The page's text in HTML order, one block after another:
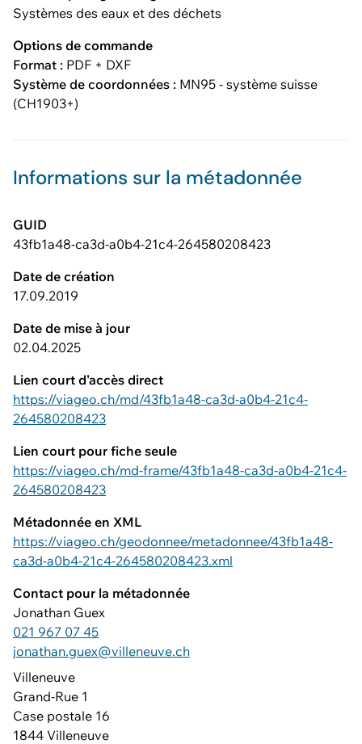
Systèmes des eaux et des déchets
Options de commande
Format : PDF + DXF
Système de coordonnées : MN95 - système suisse
(CH1903+)
Informations sur la métadonnée
GUID
43fb1a48-ca3d-a0b4-21c4-264580208423
Date de création
17.09.2019
Date de mise à jour
02.04.2025
Lien court d'accès direct
https://viageo.ch/md/43fb1a48-ca3d-a0b4-21c4-
264580208423
Lien court pour fiche seule
https://viageo.ch/md-frame/43fb1a48-ca3d-a0b4-21c4-
264580208423
Métadonnée en XML
https://viageo.ch/geodonnee/metadonnee/43fb1a48-
ca3d-a0b4-21c4-264580208423.xml
Contact pour la métadonnée
Jonathan Guex
021 967 07 45
jonathan.guex@villeneuve.ch
Villeneuve
Grand-Rue 1
Case postale 16
1844 Villeneuve